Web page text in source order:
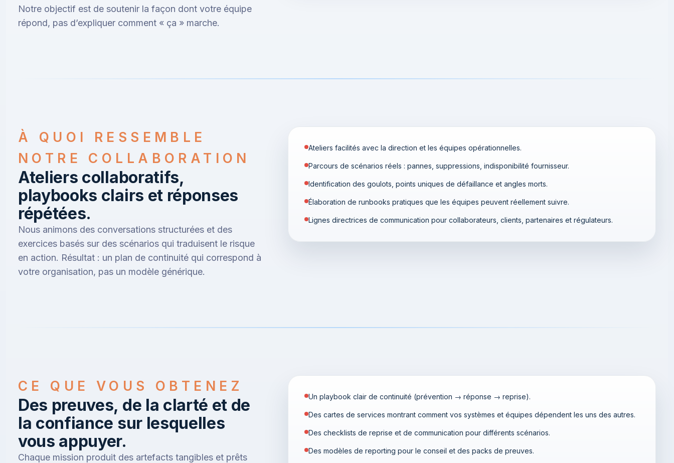
Notre objectif est de soutenir la façon dont votre équipe
répond, pas d’expliquer comment « ça » marche.
À QUOI RESSEMBLE
NOTRE COLLABORATION
Ateliers collaboratifs,
playbooks clairs et réponses
répétées.
Nous animons des conversations structurées et des
exercices basés sur des scénarios qui traduisent le risque
en action. Résultat : un plan de continuité qui correspond à
votre organisation, pas un modèle générique.
Ateliers facilités avec la direction et les équipes opérationnelles.
Parcours de scénarios réels : pannes, suppressions, indisponibilité fournisseur.
Identification des goulots, points uniques de défaillance et angles morts.
Élaboration de runbooks pratiques que les équipes peuvent réellement suivre.
Lignes directrices de communication pour collaborateurs, clients, partenaires et régulateurs.
CE QUE VOUS OBTENEZ
Des preuves, de la clarté et de
la confiance sur lesquelles
vous appuyer.
Chaque mission produit des artefacts tangibles et prêts
Un playbook clair de continuité (prévention → réponse → reprise).
Des cartes de services montrant comment vos systèmes et équipes dépendent les uns des autres.
Des checklists de reprise et de communication pour différents scénarios.
Des modèles de reporting pour le conseil et des packs de preuves.